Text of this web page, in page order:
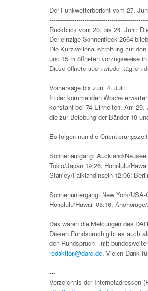
Der Funkwetterbericht vom 27.
Rückblick vom 20. bis 26. Juni:
Der einzige Sonnenfleck 2664
Die Kurzwellenausbreitung auf
und 15 m öffneten vorzugsweise
Diese öffnete auch wieder täglich
Vorhersage bis zum 4. Juli:
In der kommenden Woche
konstant bei 74 Einheiten. Am 29.
die zur Belebung der Bänder 10
Es folgen nun die
Sonnenaufgang: Auckland/
Tokio/Japan 19:26; Honolulu/
Stanley/Falklandinseln 12:06;
Sonnenuntergang: New York/
Honolulu/Hawaii 05:16;
Das waren die Meldungen des
Diesen Rundspruch gibt es auch
den Rundspruch - mit
redaktion@darc.de. Vielen Dank
---
Verzeichnis der Internetadressen